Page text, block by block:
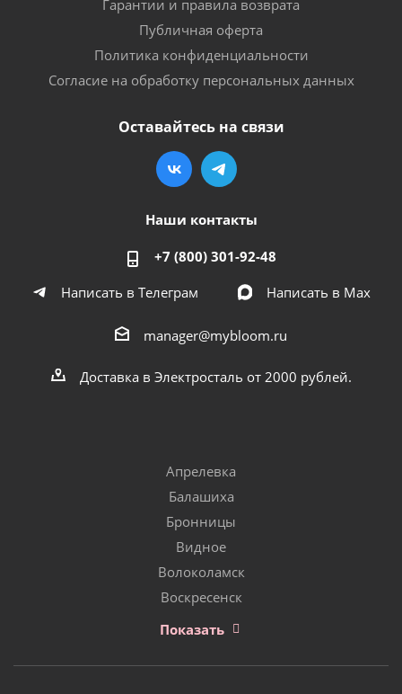
Гарантии и правила возврата
Публичная оферта
Политика конфиденциальности
Согласие на обработку персональных данных
Оставайтесь на связи
Наши контакты
+7 (800) 301-92-48
Написать в Телеграм
Написать в Мах
manager@mybloom.ru
Доставка в Электросталь от 2000 рублей.
Апрелевка
Балашиха
Бронницы
Видное
Волоколамск
Воскресенск
Показать